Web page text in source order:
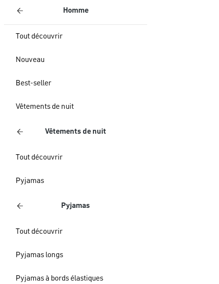
Homme
Tout découvrir
Nouveau
Best-seller
Vêtements de nuit
Vêtements de nuit
Tout découvrir
Pyjamas
Pyjamas
Tout découvrir
Pyjamas longs
Pyjamas à bords élastiques